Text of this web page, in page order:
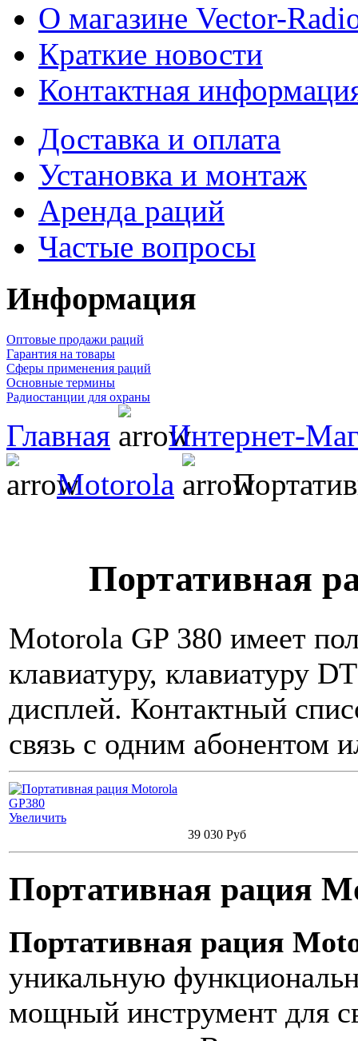
О магазине Vector-
Краткие новости
Контактная
Доставка и оплата
Установка и монтаж
Аренда раций
Частые вопросы
Информация
Оптовые продажи раций
Гарантия на товары
Сферы применения раций
Основные термины
Радиостанции для охраны
Главная
Интернет-
Motorola
Портативная
Motorola GP 380 имеет
клавиатуру, клавиатуру
дисплей. Контактный
связь с одним абонентом
Увеличить
39 030 Руб
Портативная рация
Портативная рация
уникальную
мощный инструмент для